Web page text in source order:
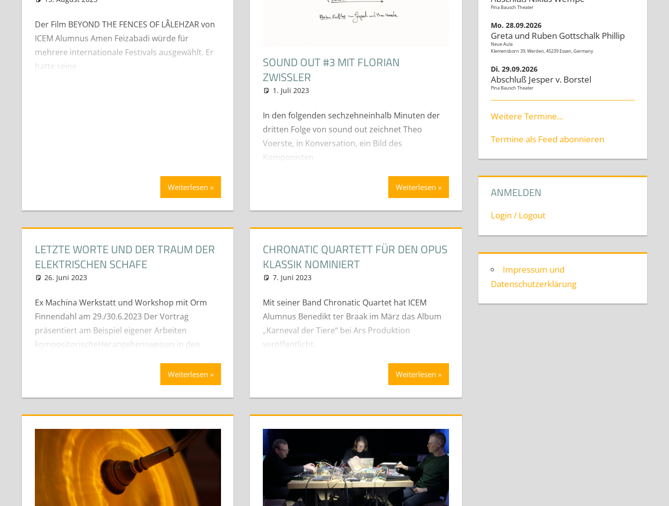
Der Film BEYOND THE FENCES OF LÂLEHZAR von
ICEM Alumnus Amen Feizabadi würde für
mehrere internationale Festivals ausgewählt. Er
hatte seine
Weiterlesen
SOUND OUT #3 MIT FLORIAN
ZWISSLER
1. Juli 2023
In den folgenden sechzehneinhalb Minuten der
dritten Folge von sound out zeichnet Theo
Voerste, in Konversation, ein Bild des
Komponisten
Weiterlesen
LETZTE WORTE UND DER TRAUM DER
ELEKTRISCHEN SCHAFE
26. Juni 2023
Ex Machina Werkstatt und Workshop mit Orm
Finnendahl am 29./30.6.2023 Der Vortrag
präsentiert am Beispiel eigener Arbeiten
kompositorischeHerangehensweisen in den
Weiterlesen
CHRONATIC QUARTETT FÜR DEN OPUS
KLASSIK NOMINIERT
7. Juni 2023
Mit seiner Band Chronatic Quartet hat ICEM
Alumnus Benedikt ter Braak im März das Album
„Karneval der Tiere“ bei Ars Produktion
veröffentlicht.
Weiterlesen
Pina Bausch Theater
Mo. 28.09.2026
Greta und Ruben Gottschalk Phillip
Neue Aula
Klemensborn 39, Werden, 45239 Essen, Germany
Di. 29.09.2026
Abschluß Jesper v. Borstel
Pina Bausch Theater
Weitere Termine...
Termine als Feed abonnieren
ANMELDEN
Login / Logout
Impressum und
Datenschutzerklärung